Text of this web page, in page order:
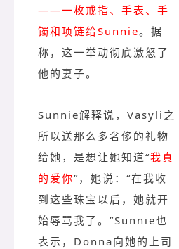
——一枚戒指、手表、手
镯和项链给Sunnie。据
称，这一举动彻底激怒了
他的妻子。
Sunnie解释说，Vasyli之
所以送那么多奢侈的礼物
给她，是想让她知道“我真
的爱你”，她说：“在我收
到这些珠宝以后，她就开
始辱骂我了。”Sunnie也
表示，Donna向她的上司